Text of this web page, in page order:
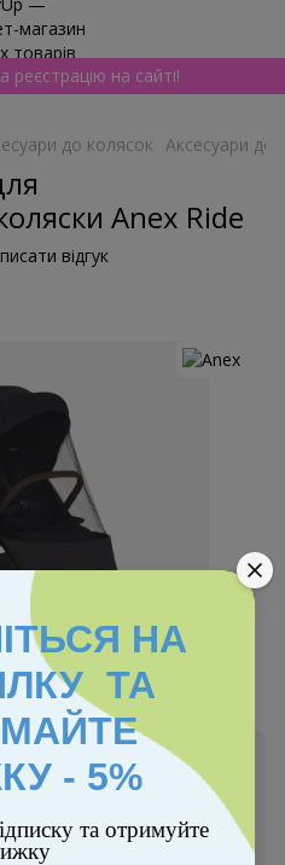
на сайті!
до колясок Аксесуари до
Anex Ride
відгук
НА
ТА
- 5%
та отримуйте